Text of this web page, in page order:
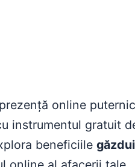
online
instrumentul gratuit
beneficiile